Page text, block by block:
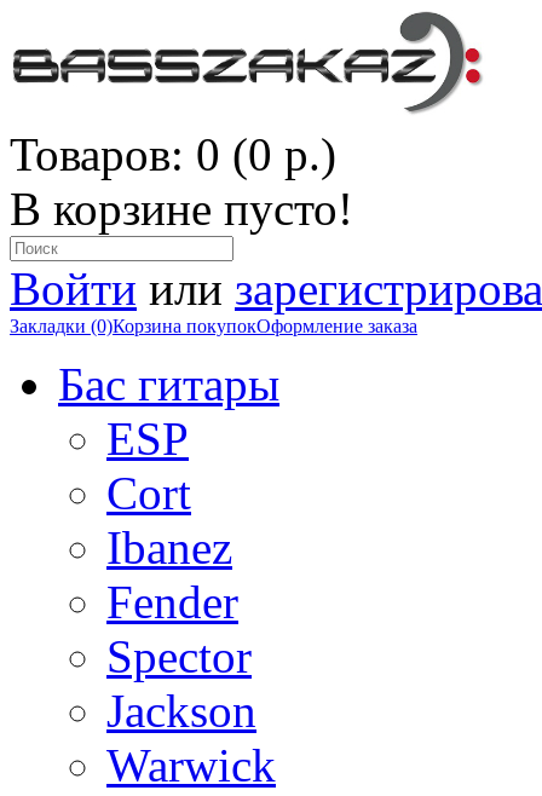
Товаров: 0 (0 р.)
В корзине пусто!
Войти или
Закладки (0)Корзина покупокОформление заказа
Бас гитары
ESP
Cort
Ibanez
Fender
Spector
Jackson
Warwick